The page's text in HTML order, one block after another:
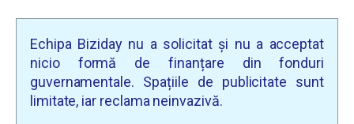
Echipa Biziday nu a solicitat și nu a acceptat
nicio formă de finanțare din fonduri
guvernamentale. Spațiile de publicitate sunt
limitate, iar reclama neinvazivă.